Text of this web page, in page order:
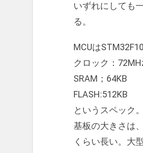
いずれにしても
る。
MCUは
クロック：
SRAM；64KB
FLASH:512KB
というスペック。
基板の大きさは、
くらい長い。大